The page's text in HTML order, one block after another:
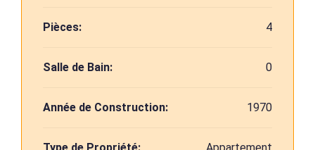
Pièces: 4
Salle de Bain: 0
Année de Construction: 1970